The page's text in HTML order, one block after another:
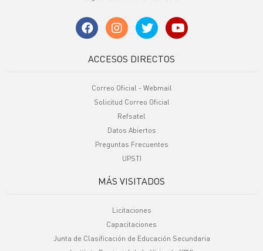
ACCESOS DIRECTOS
Correo Oficial - Webmail
Solicitud Correo Oficial
Refsatel
Datos Abiertos
Preguntas Frecuentes
UPSTI
MÁS VISITADOS
Licitaciones
Capacitaciones
Junta de Clasificación de Educación Secundaria